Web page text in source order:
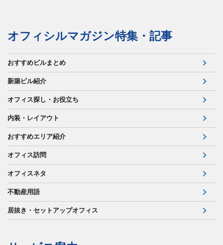
オフィシルマガジン特集・記事
おすすめビルまとめ
新築ビル紹介
オフィス探し・お役立ち
内装・レイアウト
おすすめエリア紹介
オフィス訪問
オフィスネタ
不動産用語
居抜き・セットアップオフィス